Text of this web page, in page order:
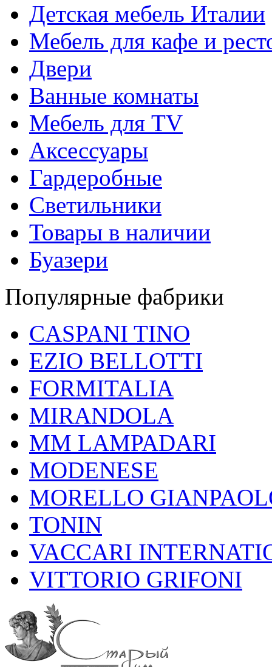
Детская мебель Италии
Мебель для кафе и
Двери
Ванные комнаты
Мебель для TV
Аксессуары
Гардеробные
Светильники
Товары в наличии
Буазери
Популярные фабрики
CASPANI TINO
EZIO BELLOTTI
FORMITALIA
MIRANDOLA
MM LAMPADARI
MODENESE
MORELLO
TONIN
VACCARI
VITTORIO GRIFONI